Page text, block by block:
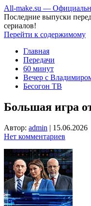
All-make.su —
Последние выпуски
сериалов!
Перейти к содержимому
Главная
Передачи
60 минут
Вечер с
Бесогон ТВ
Большая игра
Автор: admin | 15.06.2026
Нет комментариев